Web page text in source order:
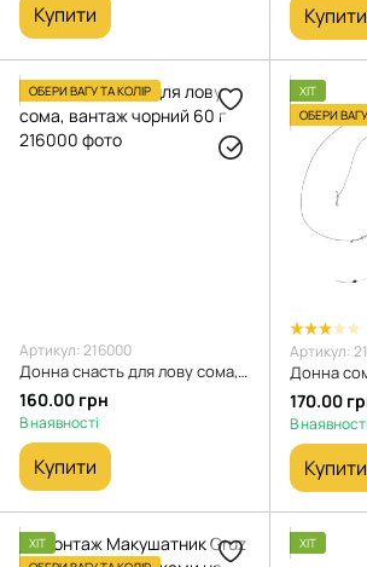
Купити Купити
ОБЕРИ ВАГУ ТА КОЛІР
Артикул: 216000
Донна снасть для лову сома, вантаж чорний 60 г
160.00 грн
В наявності
Купити
ХІТ
ОБЕРИ
Артикул:
170.00
В наявності
Купити
ХІТ
ХІТ